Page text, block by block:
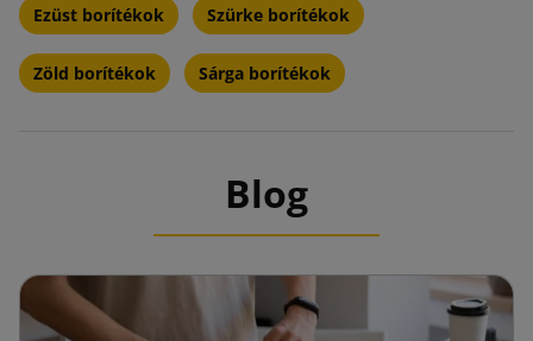
Ezüst borítékok Szürke borítékok
Zöld borítékok Sárga borítékok
Blog